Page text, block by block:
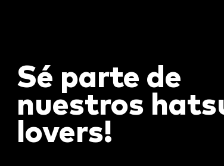
Sé parte de
nuestros
lovers!